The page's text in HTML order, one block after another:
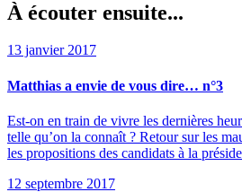
À écouter ensuite...
13 janvier 2017
Matthias a envie de vous dire… n°3
Est-on en train de vivre les dernières
telle qu’on la connaît ? Retour sur les
les propositions des candidats à la
12 septembre 2017